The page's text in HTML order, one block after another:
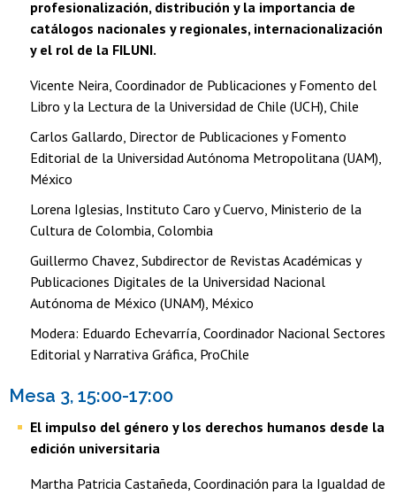
profesionalización, distribución y la importancia de
catálogos nacionales y regionales, internacionalización
y el rol de la FILUNI.
Vicente Neira, Coordinador de Publicaciones y Fomento del
Libro y la Lectura de la Universidad de Chile (UCH), Chile
Carlos Gallardo, Director de Publicaciones y Fomento
Editorial de la Universidad Autónoma Metropolitana (UAM),
México
Lorena Iglesias, Instituto Caro y Cuervo, Ministerio de la
Cultura de Colombia, Colombia
Guillermo Chavez, Subdirector de Revistas Académicas y
Publicaciones Digitales de la Universidad Nacional
Autónoma de México (UNAM), México
Modera: Eduardo Echevarría, Coordinador Nacional Sectores
Editorial y Narrativa Gráfica, ProChile
Mesa 3, 15:00-17:00
El impulso del género y los derechos humanos desde la
edición universitaria
Martha Patricia Castañeda, Coordinación para la Igualdad de